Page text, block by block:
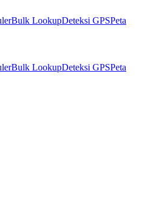
Bulk LookupDeteksi GPSPeta
Bulk LookupDeteksi GPSPeta